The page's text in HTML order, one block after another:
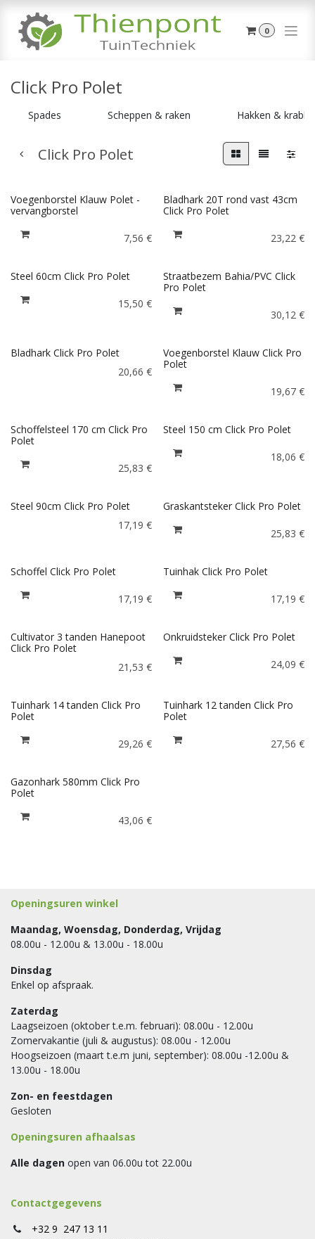
0
Click Pro Polet
Spades Scheppen & raken Hakken &
Click Pro Polet
Voegenborstel Klauw Polet -
vervangborstel
7,56 €
Bladhark 20T rond vast 43cm
Click Pro Polet
23,22€
Steel 60cm Click Pro Polet
15,50 €
Straatbezem Bahia/PVC Click
Pro Polet
30,12€
Bladhark Click Pro Polet
20,66 €
Voegenborstel Klauw Click Pro
Polet
19,67€
Schoffelsteel 170 cm Click Pro
Polet
25,83 €
Steel 150 cm Click Pro Polet
18,06 €
Steel 90cm Click Pro Polet
17,19 €
Graskantsteker Click Pro Polet
25,83 €
Schoffel Click Pro Polet
17,19 €
Tuinhak Click Pro Polet
17,19 €
Cultivator 3 tanden Hanepoot
Click Pro Polet
21,53 €
Onkruidsteker Click Pro Polet
24,09 €
Tuinhark 14 tanden Click Pro
Polet
29,26 €
Tuinhark 12 tanden Click Pro
Polet
27,56 €
Gazonhark 580mm Click Pro
Polet
43,06 €
Openingsuren winkel
Maandag, Woensdag, Donderdag, Vrijdag
08.00u - 12.00u & 13.00u - 18.00u
Dinsdag
Enkel op afspraak.
Zaterdag
Laagseizoen (oktober t.e.m. februari): 08.00u - 12.00u
Zomervakantie (juli & augustus): 08.00u - 12.00u
Hoogseizoen (maart t.e.m juni, september): 08.00u -12.00u &
13.00u - 18.00u
Zon- en feestdagen
Gesloten
Openingsuren afhaalsas
Alle dagen open van 06.00u tot 22.00u
Contactgegevens
+32 9 247 13 11